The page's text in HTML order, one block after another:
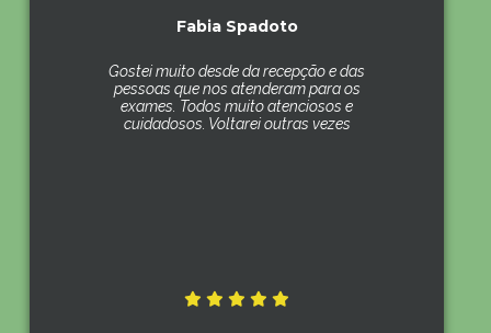
Fabia Spadoto
Gostei muito desde da recepção e das
pessoas que nos atenderam para os
exames. Todos muito atenciosos e
cuidadosos. Voltarei outras vezes